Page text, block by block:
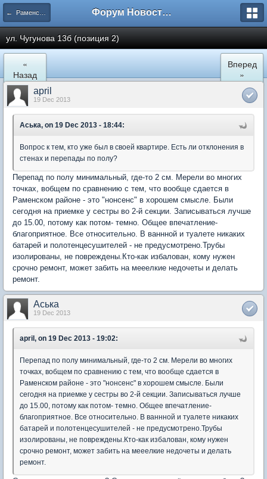
← Раменское Форум Новостройки
ул. Чугунова 13б (позиция 2)
«
Назад
Вперед
»
april
19 Dec 2013
Аська, on 19 Dec 2013 - 18:44:
Вопрос к тем, кто уже был в своей квартире. Есть ли отклонения в
стенах и перепады по полу?
Перепад по полу минимальный, где-то 2 см. Мерели во многих
точках, вобщем по сравнению с тем, что вообще сдается в
Раменском районе - это "нонсенс" в хорошем смысле. Были
сегодня на приемке у сестры во 2-й секции. Записываться лучше
до 15.00, потому как потом- темно. Общее впечатление-
благоприятное. Все относительно. В ваннной и туалете никаких
батарей и полотенцесушителей - не предусмотрено.Трубы
изолированы, не повреждены.Кто-как избалован, кому нужен
срочно ремонт, может забить на мееелкие недочеты и делать
ремонт.
Аська
19 Dec 2013
april, on 19 Dec 2013 - 19:02:
Перепад по полу минимальный, где-то 2 см. Мерели во многих
точках, вобщем по сравнению с тем, что вообще сдается в
Раменском районе - это "нонсенс" в хорошем смысле. Были
сегодня на приемке у сестры во 2-й секции. Записываться лучше
до 15.00, потому как потом- темно. Общее впечатление-
благоприятное. Все относительно. В ваннной и туалете никаких
батарей и полотенцесушителей - не предусмотрено.Трубы
изолированы, не повреждены.Кто-как избалован, кому нужен
срочно ремонт, может забить на мееелкие недочеты и делать
ремонт.